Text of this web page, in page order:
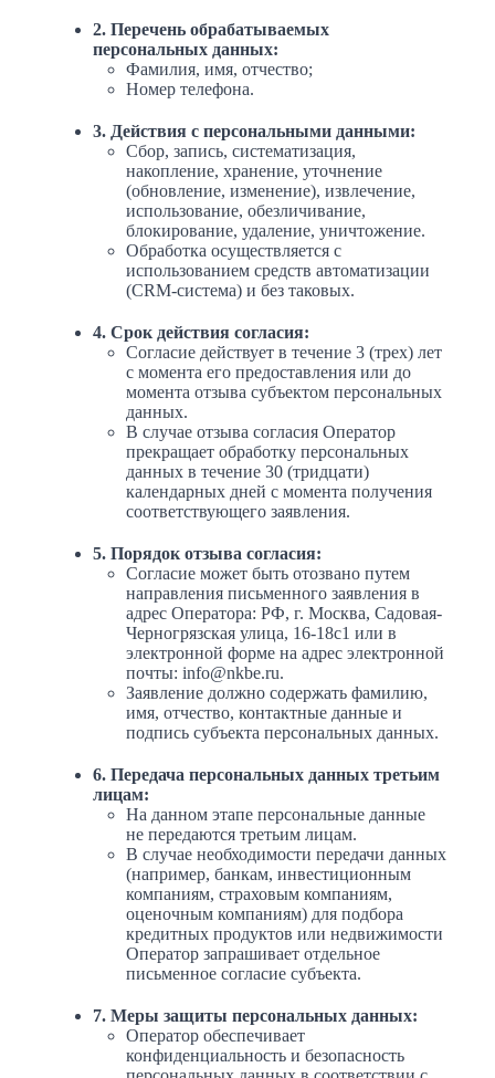
2. Перечень обрабатываемых
персональных данных:
Фамилия, имя, отчество;
Номер телефона.
3. Действия с персональными данными:
Сбор, запись, систематизация,
накопление, хранение, уточнение
(обновление, изменение), извлечение,
использование, обезличивание,
блокирование, удаление, уничтожение.
Обработка осуществляется с
использованием средств автоматизации
(CRM-система) и без таковых.
4. Срок действия согласия:
Согласие действует в течение 3 (трех) лет
с момента его предоставления или до
момента отзыва субъектом персональных
данных.
В случае отзыва согласия Оператор
прекращает обработку персональных
данных в течение 30 (тридцати)
календарных дней с момента получения
соответствующего заявления.
5. Порядок отзыва согласия:
Согласие может быть отозвано путем
направления письменного заявления в
адрес Оператора: РФ, г. Москва, Садовая-
Черногрязская улица, 16-18с1 или в
электронной форме на адрес электронной
почты: info@nkbe.ru.
Заявление должно содержать фамилию,
имя, отчество, контактные данные и
подпись субъекта персональных данных.
6. Передача персональных данных третьим
лицам:
На данном этапе персональные данные
не передаются третьим лицам.
В случае необходимости передачи данных
(например, банкам, инвестиционным
компаниям, страховым компаниям,
оценочным компаниям) для подбора
кредитных продуктов или недвижимости
Оператор запрашивает отдельное
письменное согласие субъекта.
7. Меры защиты персональных данных:
Оператор обеспечивает
конфиденциальность и безопасность